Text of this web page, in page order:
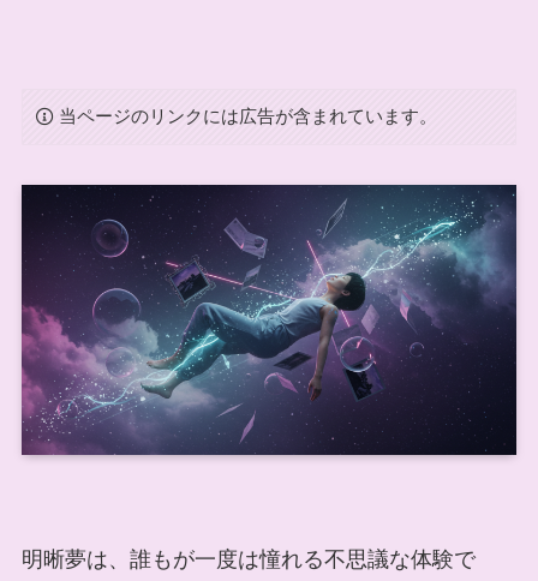
当ページのリンクには広告が含まれています。
明晰夢は、誰もが一度は憧れる不思議な体験で